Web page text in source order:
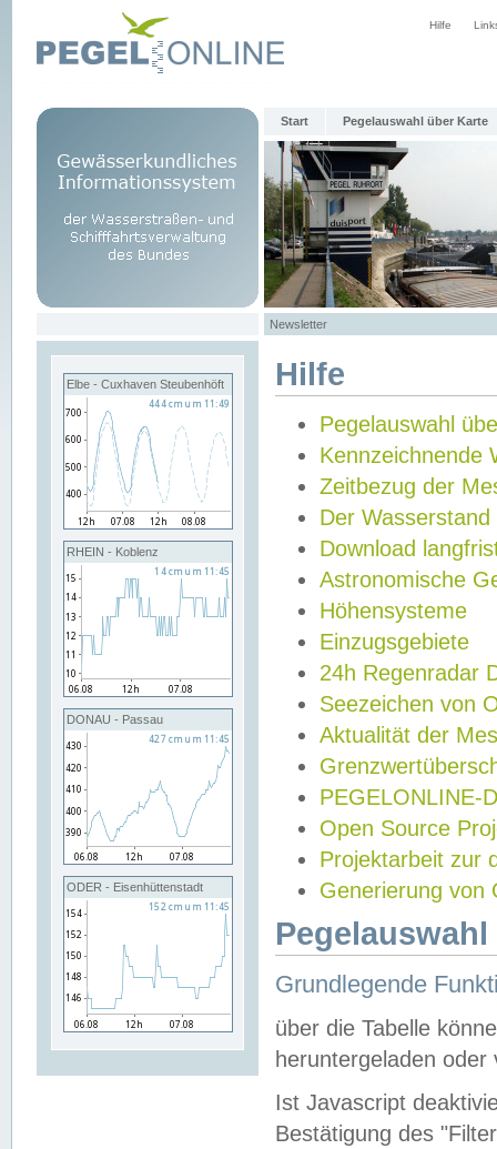
Hilfe
Start Pegelauswahl über Karte
Newsletter
Elbe - Cuxhaven Steubenhöft
RHEIN - Koblenz
DONAU - Passau
ODER - Eisenhüttenstadt
Hilfe
Pegelauswahl
Kennzeichnende
Zeitbezug der
Der Wasserstand
Download
Astronomische
Höhensysteme
Einzugsgebiete
24h Regenradar
Seezeichen von
Aktualität der
PEGELONLINE-
Open Source
Projektarbeit zur
Generierung von
Grundlegende
über die Tabelle
heruntergeladen oder
Ist Javascript
Bestätigung des